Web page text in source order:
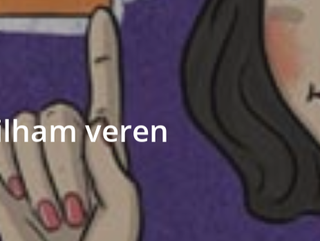
veren